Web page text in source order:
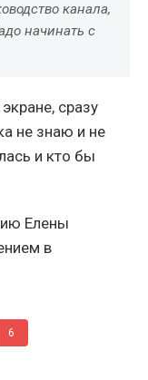
канала,
начинать с
сразу
не знаю и не
и кто бы
Елены
в
6